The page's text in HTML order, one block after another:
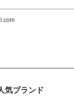
気ブランド